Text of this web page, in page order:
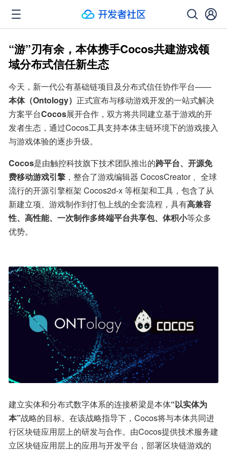
“游”刃有余，本体携手Cocos共建游戏领
域分布式信任新生态
今天，新一代公有基础链项目及分布式信任协作平台——
本体（Ontology） 正式宣布与移动游戏开发的一站式解决
方案平台Cocos展开合作，双方将共同建立基于游戏的开
发者生态，通过Cocos工具支持本体主链环境下的游戏接入
与游戏体验的逐步升级。
Cocos是由触控科技旗下技术团队推出的跨平台、开源免
费移动游戏引擎 ，整合了游戏编辑器 CocosCreator 、全球
流行的开源引擎框架 Cocos2d-x 等框架和工具，包含了从
新建立项、游戏制作到打包上线的全套流程，具有高兼容
性、高性能、一次制作多终端平台共享包、体积小等众多
优势。
建立实体和分布式数字体系的连接桥梁是本体“以实体为
本”战略的目标。在该战略指导下，Cocos将与本体共同进
行区块链应用层上的研发与合作。由Cocos提供技术服务建
立区块链应用层上的应用与开发平台，部署区块链游戏的